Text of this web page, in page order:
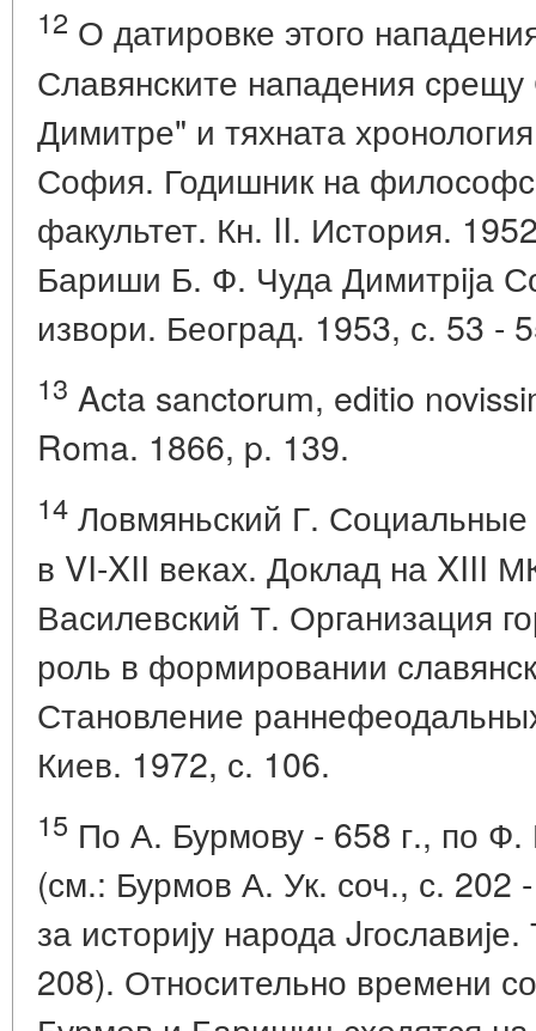
12 О датировке этого
Славянските нападения
Димитре" и тяхната
София. Годишник на
факультет. Кн. II. История.
Бариши Б. Ф. Чуда Димитрijа
извори. Београд. 1953, с. 53 -
13 Acta sanctorum, editio
Roma. 1866, p. 139.
14 Ловмяньский Г.
в VI-XII веках. Доклад на XIII
Василевский Т. Организация
роль в формировании
Становление
Киев. 1972, с. 106.
15 По А. Бурмову - 658 г., по
(см.: Бурмов А. Ук. соч., с. 202
за историjу народа
208). Относительно времени